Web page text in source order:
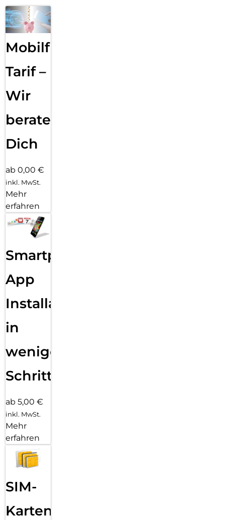
Mobilfunk
Tarif –
Wir
beraten
Dich
ab 0,00 €
inkl. MwSt.
Mehr
erfahren
Smartphone
App
Installation
in
wenigen
Schritten
ab 5,00 €
inkl. MwSt.
Mehr
erfahren
SIM-
Karten